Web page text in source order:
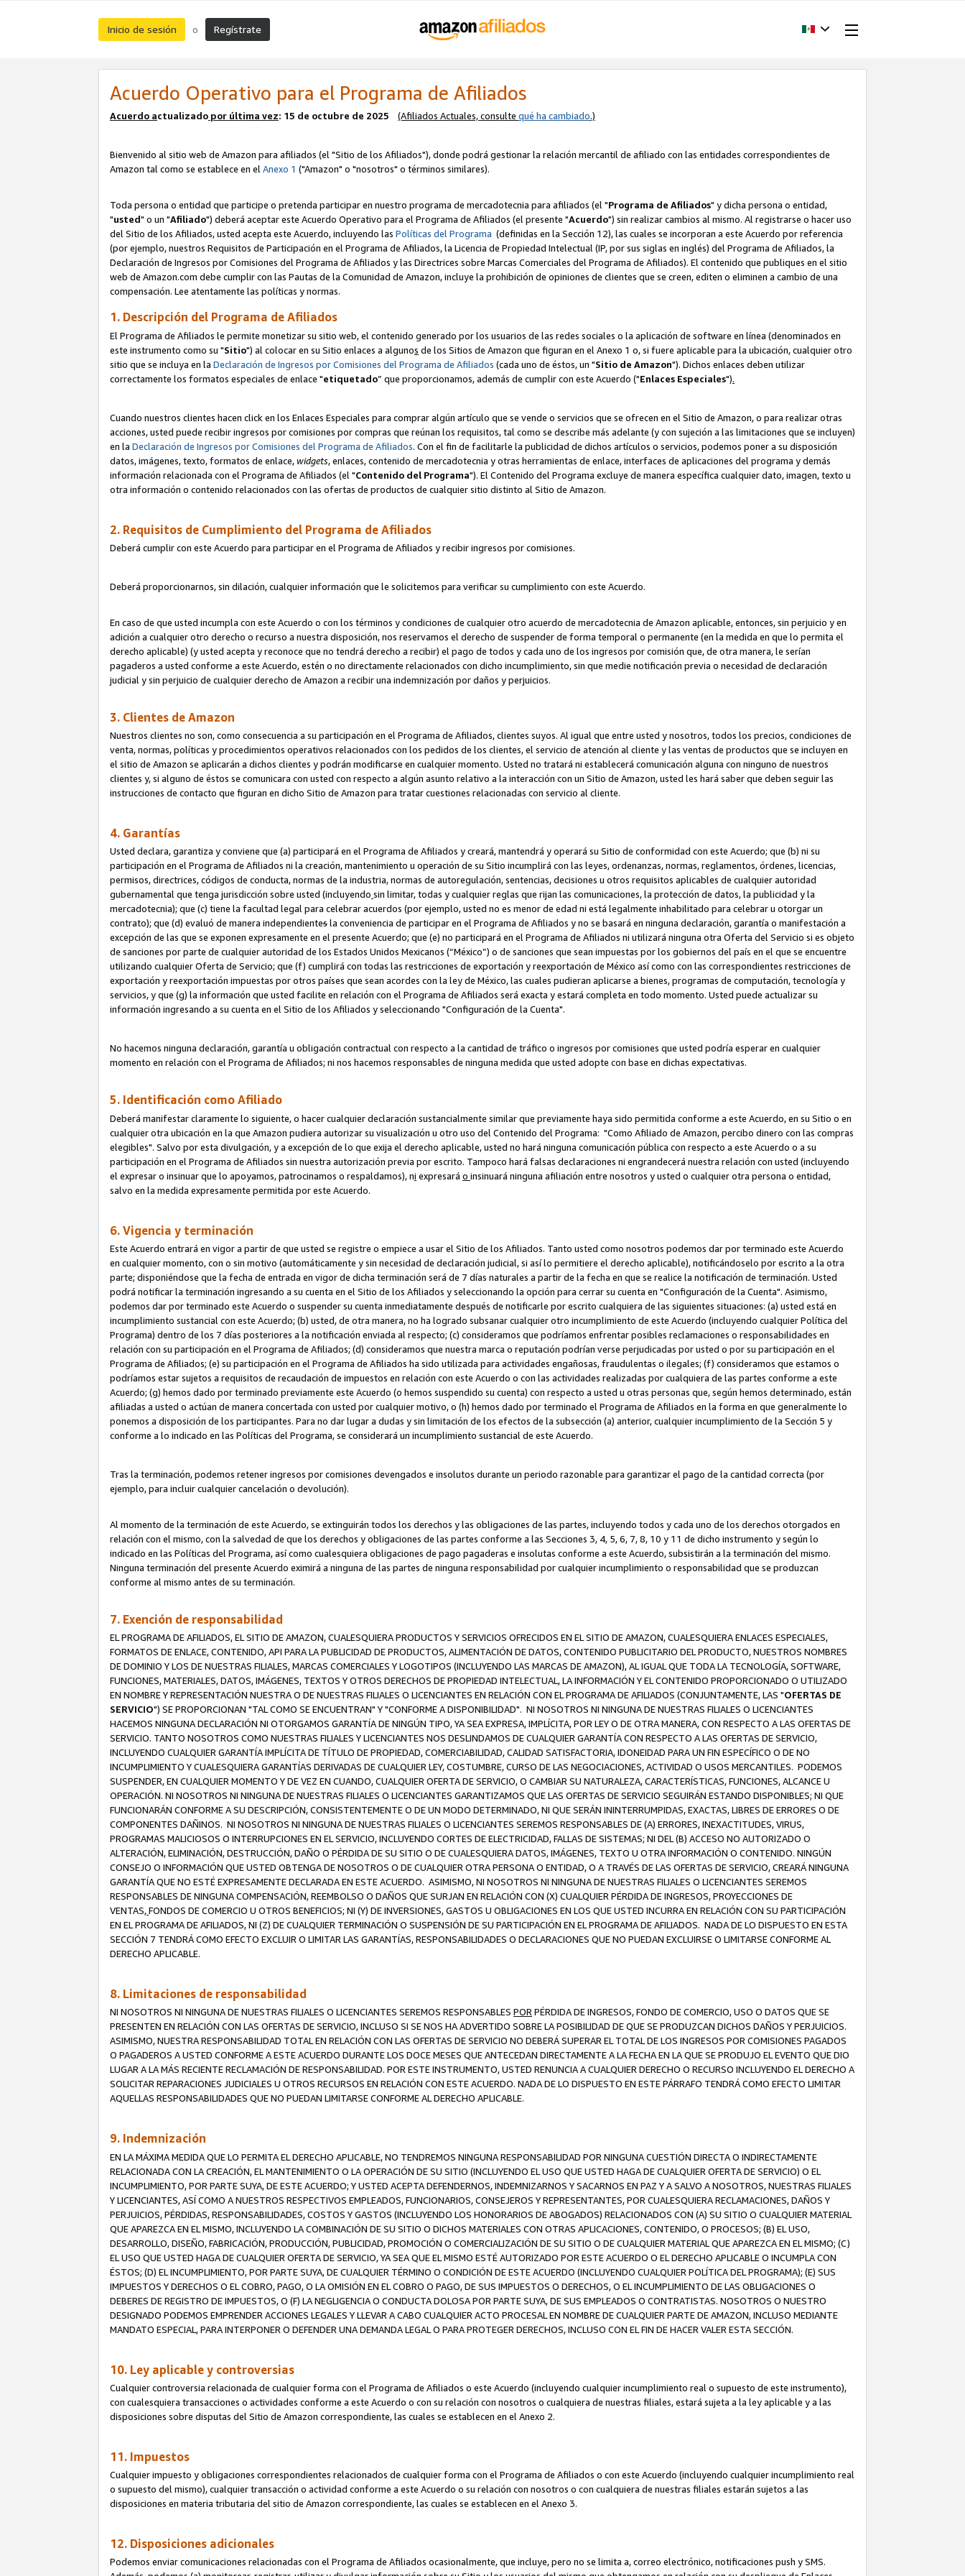
Inicio de sesión o Regístrate
Acuerdo Operativo para el Programa de Afiliados
Acuerdo actualizado por última vez: 15 de octubre de 2025 (Afiliados Actuales, consulte qué ha cambiado.)
Bienvenido al sitio web de Amazon para afiliados (el "Sitio de los Afiliados"), donde podrá gestionar la relación mercantil de afiliado con las entidades correspondientes de
Amazon tal como se establece en elAnexo 1 ("Amazon" o "nosotros" o términos similares).
Toda persona o entidad que participe o pretenda participar en nuestro programa de mercadotecnia para afiliados (el "Programa de Afiliados" y dicha persona o entidad,
"usted" o un "Afiliado") deberá aceptar este Acuerdo Operativo para el Programa de Afiliados (el presente "Acuerdo") sin realizar cambios al mismo. Al registrarse o hacer uso
del Sitio de los Afiliados, usted acepta este Acuerdo, incluyendo las Políticas del Programa (definidas en la Sección 12), las cuales se incorporan a este Acuerdo por referencia
(por ejemplo, nuestros Requisitos de Participación en el Programa de Afiliados, la Licencia de Propiedad Intelectual (IP, por sus siglas en inglés) del Programa de Afiliados, la
Declaración de Ingresos por Comisiones del Programa de Afiliados y las Directrices sobre Marcas Comerciales del Programa de Afiliados). El contenido que publiques en el sitio
web de Amazon.com debe cumplir con las Pautas de la Comunidad de Amazon, incluye la prohibición de opiniones de clientes que se creen, editen o eliminen a cambio de una
compensación. Lee atentamente las políticas y normas.
1. Descripción del Programa de Afiliados
El Programa de Afiliados le permite monetizar su sitio web, el contenido generado por los usuarios de las redes sociales o la aplicación de software en línea (denominados en
este instrumento como su "Sitio") al colocar en su Sitio enlaces a algunos de los Sitios de Amazon que figuran en el Anexo 1 o, si fuere aplicable para la ubicación, cualquier otro
sitio que se incluya en la Declaración de Ingresos por Comisiones del Programa de Afiliados (cada uno de éstos, un "Sitio de Amazon"). Dichos enlaces deben utilizar
correctamente los formatos especiales de enlace "etiquetado” que proporcionamos, además de cumplir con este Acuerdo ("Enlaces Especiales").
Cuando nuestros clientes hacen click en los Enlaces Especiales para comprar algún artículo que se vende o servicios que se ofrecen en el Sitio de Amazon, o para realizar otras
acciones, usted puede recibir ingresos por comisiones por compras que reúnan los requisitos, tal como se describe más adelante (y con sujeción a las limitaciones que se incluyen)
en la Declaración de Ingresos por Comisiones del Programa de Afiliados. Con el fin de facilitarle la publicidad de dichos artículos o servicios, podemos poner a su disposición
datos, imágenes, texto, formatos de enlace,widgets, enlaces, contenido de mercadotecnia y otras herramientas de enlace, interfaces de aplicaciones del programa y demás
información relacionada con el Programa de Afiliados (el "Contenido del Programa"). El Contenido del Programa excluye de manera específica cualquier dato, imagen, texto u
otra información o contenido relacionados con las ofertas de productos de cualquier sitio distinto al Sitio de Amazon.
2. Requisitos de Cumplimiento del Programa de Afiliados
Deberá cumplir con este Acuerdo para participar en el Programa de Afiliados y recibir ingresos por comisiones.
Deberá proporcionarnos, sin dilación, cualquier información que le solicitemos para verificar su cumplimiento con este Acuerdo.
En caso de que usted incumpla con este Acuerdo o con los términos y condiciones de cualquier otro acuerdo de mercadotecnia de Amazon aplicable, entonces, sin perjuicio y en
adición a cualquier otro derecho o recurso a nuestra disposición, nos reservamos el derecho de suspender de forma temporal o permanente (en la medida en que lo permita el
derecho aplicable) (y usted acepta y reconoce que no tendrá derecho a recibir) el pago de todos y cada uno de los ingresos por comisión que, de otra manera, le serían
pagaderos a usted conforme a este Acuerdo, estén o no directamente relacionados con dicho incumplimiento, sin que medie notificación previa o necesidad de declaración
judicial y sin perjuicio de cualquier derecho de Amazon a recibir una indemnización por daños y perjuicios.
3. Clientes de Amazon
Nuestros clientes no son, como consecuencia a su participación en el Programa de Afiliados, clientes suyos. Al igual que entre usted y nosotros, todos los precios, condiciones de
venta, normas, políticas y procedimientos operativos relacionados con los pedidos de los clientes, el servicio de atención al cliente y las ventas de productos que se incluyen en
el sitio de Amazon se aplicarán a dichos clientes y podrán modificarse en cualquier momento. Usted no tratará ni establecerá comunicación alguna con ninguno de nuestros
clientes y, si alguno de éstos se comunicara con usted con respecto a algún asunto relativo a la interacción con un Sitio de Amazon, usted les hará saber que deben seguir las
instrucciones de contacto que figuran en dicho Sitio de Amazon para tratar cuestiones relacionadas con servicio al cliente.
4. Garantías
Usted declara, garantiza y conviene que (a) participará en el Programa de Afiliados y creará, mantendrá y operará su Sitio de conformidad con este Acuerdo; que (b) ni su
participación en el Programa de Afiliados ni la creación, mantenimiento u operación de su Sitio incumplirá con las leyes, ordenanzas, normas, reglamentos, órdenes, licencias,
permisos, directrices, códigos de conducta, normas de la industria, normas de autoregulación, sentencias, decisiones u otros requisitos aplicables de cualquier autoridad
gubernamental que tenga jurisdicción sobre usted (incluyendo sin limitar, todas y cualquier reglas que rijan las comunicaciones, la protección de datos, la publicidad y la
mercadotecnia); que (c) tiene la facultad legal para celebrar acuerdos (por ejemplo, usted no es menor de edad ni está legalmente inhabilitado para celebrar u otorgar un
contrato); que (d) evaluó de manera independientesla conveniencia de participar en el Programa de Afiliados y no se basará en ninguna declaración, garantía o manifestación a
excepción de las que se exponen expresamente en el presente Acuerdo; que (e) no participará en el Programa de Afiliados ni utilizará ninguna otra Oferta del Servicio si es objeto
de sanciones por parte de cualquier autoridad de los Estados Unidos Mexicanos (“México”) o de sanciones que sean impuestas por los gobiernos del país en el que se encuentre
utilizando cualquier Oferta de Servicio; que (f) cumplirá con todas las restricciones de exportación y reexportación de México así como con las correspondientes restricciones de
exportación y reexportación impuestas por otros países que sean acordes con la ley de México, las cuales pudieran aplicarse a bienes, programas de computación, tecnología y
servicios, y que (g) la información que usted facilite en relación con el Programa de Afiliados será exacta y estará completa en todo momento. Usted puede actualizar su
información ingresando a su cuenta en el Sitio de los Afiliados y seleccionando "Configuración de la Cuenta".
No hacemos ninguna declaración, garantía u obligación contractual con respecto a la cantidad de tráfico o ingresos por comisiones que usted podría esperar en cualquier
momento en relación con el Programa de Afiliados; ni nos hacemos responsables de ninguna medida que usted adopte con base en dichas expectativas.
5. Identificación como Afiliado
Deberá manifestar claramente lo siguiente, o hacer cualquier declaración sustancialmente similar que previamente haya sido permitida conforme a este Acuerdo, en su Sitio o en
cualquier otra ubicación en la que Amazon pudiera autorizar su visualización u otro uso del Contenido del Programa: "Como Afiliado de Amazon, percibo dinero con las compras
elegibles". Salvo por esta divulgación, y a excepción de lo que exija el derecho aplicable, usted no hará ninguna comunicación pública con respecto a este Acuerdo o a su
participación en el Programa de Afiliados sin nuestra autorización previa por escrito. Tampoco hará falsas declaraciones ni engrandecerá nuestra relación con usted (incluyendo
el expresar o insinuar que lo apoyamos, patrocinamos o respaldamos), ni expresará o insinuará ninguna afiliación entre nosotros y usted o cualquier otra persona o entidad,
salvo en la medida expresamente permitida por este Acuerdo.
6. Vigencia y terminación
Este Acuerdo entrará en vigor a partir de que usted se registre o empiece a usar el Sitio de los Afiliados. Tanto usted como nosotros podemos dar por terminado este Acuerdo
en cualquier momento, con o sin motivo (automáticamente y sin necesidad de declaración judicial, si así lo permitiere el derecho aplicable), notificándoselo por escrito a la otra
parte; disponiéndose que la fecha de entrada en vigor de dicha terminación será de 7 días naturales a partir de la fecha en que se realice la notificación de terminación. Usted
podrá notificar la terminación ingresando a su cuenta en el Sitio de los Afiliados y seleccionando la opción para cerrar su cuenta en "Configuración de la Cuenta". Asimismo,
podemos dar por terminado este Acuerdo o suspender su cuenta inmediatamente después de notificarle por escrito cualquiera de las siguientes situaciones: (a) usted está en
incumplimiento sustancial con este Acuerdo; (b) usted, de otra manera, no ha logrado subsanar cualquier otro incumplimiento de este Acuerdo (incluyendo cualquier Política del
Programa) dentro de los 7 días posteriores a la notificación enviada al respecto; (c) consideramos que podríamos enfrentar posibles reclamaciones o responsabilidades en
relación con su participación en el Programa de Afiliados; (d) consideramos que nuestra marca o reputación podrían verse perjudicadas por usted o por su participación en el
Programa de Afiliados; (e) su participación en el Programa de Afiliados ha sido utilizada para actividades engañosas, fraudulentas o ilegales; (f) consideramos que estamos o
podríamos estar sujetos a requisitos de recaudación de impuestos en relación con este Acuerdo o con las actividades realizadas por cualquiera de las partes conforme a este
Acuerdo; (g) hemos dado por terminado previamente este Acuerdo (o hemos suspendido su cuenta) con respecto a usted u otras personas que, según hemos determinado, están
afiliadas a usted o actúan de manera concertada con usted por cualquier motivo, o (h) hemos dado por terminado el Programa de Afiliados en la forma en que generalmente lo
ponemos a disposición de los participantes. Para no dar lugar a dudas y sin limitación de los efectos de la subsección (a) anterior, cualquier incumplimiento de la Sección 5 y
conforme a lo indicado en las Políticas del Programa, se considerará un incumplimiento sustancial de este Acuerdo.
Tras la terminación, podemos retener ingresos por comisiones devengados e insolutos durante un periodo razonable para garantizar el pago de la cantidad correcta (por
ejemplo, para incluir cualquier cancelación o devolución).
Al momento de la terminación de este Acuerdo, se extinguirán todos los derechos y las obligaciones de las partes, incluyendo todos y cada uno de los derechos otorgados en
relación con el mismo, con la salvedad de que los derechos y obligaciones de las partes conforme a las Secciones 3, 4, 5, 6, 7, 8, 10 y 11 de dicho instrumento y según lo
indicado en las Políticas del Programa, así como cualesquiera obligaciones de pago pagaderas e insolutas conforme a este Acuerdo, subsistirán a la terminación del mismo.
Ninguna terminación del presente Acuerdo eximirá a ninguna de las partes de ninguna responsabilidad por cualquier incumplimiento o responsabilidad que se produzcan
conforme al mismo antes de su terminación.
7. Exención de responsabilidad
EL PROGRAMA DE AFILIADOS, EL SITIO DE AMAZON, CUALESQUIERA PRODUCTOS Y SERVICIOS OFRECIDOS EN EL SITIO DE AMAZON, CUALESQUIERA ENLACES ESPECIALES,
FORMATOS DE ENLACE, CONTENIDO, API PARA LA PUBLICIDAD DE PRODUCTOS, ALIMENTACIÓN DE DATOS, CONTENIDO PUBLICITARIO DEL PRODUCTO, NUESTROS NOMBRES
DE DOMINIO Y LOS DE NUESTRAS FILIALES, MARCAS COMERCIALES Y LOGOTIPOS (INCLUYENDO LAS MARCAS DE AMAZON), AL IGUAL QUE TODA LA TECNOLOGÍA, SOFTWARE,
FUNCIONES, MATERIALES, DATOS, IMÁGENES, TEXTOS Y OTROS DERECHOS DE PROPIEDAD INTELECTUAL, LA INFORMACIÓN Y EL CONTENIDO PROPORCIONADO O UTILIZADO
EN NOMBRE Y REPRESENTACIÓN NUESTRA O DE NUESTRAS FILIALES O LICENCIANTES EN RELACIÓN CON EL PROGRAMA DE AFILIADOS (CONJUNTAMENTE, LAS "OFERTAS DE
SERVICIO") SE PROPORCIONAN "TAL COMO SE ENCUENTRAN" Y "CONFORME A DISPONIBILIDAD". NI NOSOTROS NI NINGUNA DE NUESTRAS FILIALES O LICENCIANTES
HACEMOS NINGUNA DECLARACIÓN NI OTORGAMOS GARANTÍA DE NINGÚN TIPO, YA SEA EXPRESA, IMPLÍCITA, POR LEY O DE OTRA MANERA, CON RESPECTO A LAS OFERTAS DE
SERVICIO. TANTO NOSOTROS COMO NUESTRAS FILIALES Y LICENCIANTES NOS DESLINDAMOS DE CUALQUIER GARANTÍA CON RESPECTO A LAS OFERTAS DE SERVICIO,
INCLUYENDO CUALQUIER GARANTÍA IMPLÍCITA DE TÍTULO DE PROPIEDAD, COMERCIABILIDAD, CALIDAD SATISFACTORIA, IDONEIDAD PARA UN FIN ESPECÍFICO O DE NO
INCUMPLIMIENTO Y CUALESQUIERA GARANTÍAS DERIVADAS DE CUALQUIER LEY, COSTUMBRE, CURSO DE LAS NEGOCIACIONES, ACTIVIDAD O USOS MERCANTILES. PODEMOS
SUSPENDER, EN CUALQUIER MOMENTO Y DE VEZ EN CUANDO, CUALQUIER OFERTA DE SERVICIO, O CAMBIAR SU NATURALEZA, CARACTERÍSTICAS, FUNCIONES, ALCANCE U
OPERACIÓN. NI NOSOTROS NI NINGUNA DE NUESTRAS FILIALES O LICENCIANTES GARANTIZAMOS QUE LAS OFERTAS DE SERVICIO SEGUIRÁN ESTANDO DISPONIBLES; NI QUE
FUNCIONARÁN CONFORME A SU DESCRIPCIÓN, CONSISTENTEMENTE O DE UN MODO DETERMINADO, NI QUE SERÁN ININTERRUMPIDAS, EXACTAS, LIBRES DE ERRORES O DE
COMPONENTES DAÑINOS. NI NOSOTROS NI NINGUNA DE NUESTRAS FILIALES O LICENCIANTES SEREMOS RESPONSABLES DE (A) ERRORES, INEXACTITUDES, VIRUS,
PROGRAMAS MALICIOSOS O INTERRUPCIONES EN EL SERVICIO, INCLUYENDO CORTES DE ELECTRICIDAD, FALLAS DE SISTEMAS; NI DEL (B) ACCESO NO AUTORIZADO O
ALTERACIÓN, ELIMINACIÓN, DESTRUCCIÓN, DAÑO O PÉRDIDA DE SU SITIO O DE CUALESQUIERA DATOS, IMÁGENES, TEXTO U OTRA INFORMACIÓN O CONTENIDO. NINGÚN
CONSEJO O INFORMACIÓN QUE USTED OBTENGA DE NOSOTROS O DE CUALQUIER OTRA PERSONA O ENTIDAD, O A TRAVÉS DE LAS OFERTAS DE SERVICIO, CREARÁ NINGUNA
GARANTÍA QUE NO ESTÉ EXPRESAMENTE DECLARADA EN ESTE ACUERDO. ASIMISMO, NI NOSOTROS NI NINGUNA DE NUESTRAS FILIALES O LICENCIANTES SEREMOS
RESPONSABLES DE NINGUNA COMPENSACIÓN, REEMBOLSO O DAÑOS QUE SURJAN EN RELACIÓN CON (X) CUALQUIER PÉRDIDA DE INGRESOS, PROYECCIONES DE
VENTAS,FONDOS DE COMERCIO U OTROS BENEFICIOS; NI (Y) DE INVERSIONES, GASTOS U OBLIGACIONES EN LOS QUE USTED INCURRA EN RELACIÓN CON SU PARTICIPACIÓN
EN EL PROGRAMA DE AFILIADOS, NI (Z) DE CUALQUIER TERMINACIÓN O SUSPENSIÓN DE SU PARTICIPACIÓN EN EL PROGRAMA DE AFILIADOS. NADA DE LO DISPUESTO EN ESTA
SECCIÓN 7 TENDRÁ COMO EFECTO EXCLUIR O LIMITAR LAS GARANTÍAS, RESPONSABILIDADES O DECLARACIONES QUE NO PUEDAN EXCLUIRSE O LIMITARSE CONFORME AL
DERECHO APLICABLE.
8. Limitaciones de responsabilidad
NI NOSOTROS NI NINGUNA DE NUESTRAS FILIALES O LICENCIANTES SEREMOS RESPONSABLES PORPÉRDIDA DE INGRESOS, FONDO DE COMERCIO, USO O DATOS QUE SE
PRESENTEN EN RELACIÓN CON LAS OFERTAS DE SERVICIO, INCLUSO SI SE NOS HA ADVERTIDO SOBRE LA POSIBILIDAD DE QUE SE PRODUZCAN DICHOS DAÑOS Y PERJUICIOS.
ASIMISMO, NUESTRA RESPONSABILIDAD TOTAL EN RELACIÓN CON LAS OFERTAS DE SERVICIO NO DEBERÁ SUPERAR EL TOTAL DE LOS INGRESOS POR COMISIONES PAGADOS
O PAGADEROS A USTED CONFORME A ESTE ACUERDO DURANTE LOS DOCE MESES QUE ANTECEDAN DIRECTAMENTE A LA FECHA EN LA QUE SE PRODUJO EL EVENTO QUE DIO
LUGAR A LA MÁS RECIENTE RECLAMACIÓN DE RESPONSABILIDAD. POR ESTE INSTRUMENTO, USTED RENUNCIA A CUALQUIER DERECHO O RECURSO INCLUYENDO EL DERECHO A
SOLICITAR REPARACIONES JUDICIALES U OTROS RECURSOS EN RELACIÓN CON ESTE ACUERDO. NADA DE LO DISPUESTO EN ESTE PÁRRAFO TENDRÁ COMO EFECTO LIMITAR
AQUELLAS RESPONSABILIDADES QUE NO PUEDAN LIMITARSE CONFORME AL DERECHO APLICABLE.
9. Indemnización
EN LA MÁXIMA MEDIDA QUE LO PERMITA EL DERECHO APLICABLE, NO TENDREMOS NINGUNA RESPONSABILIDAD POR NINGUNA CUESTIÓN DIRECTA O INDIRECTAMENTE
RELACIONADA CON LA CREACIÓN, EL MANTENIMIENTO O LA OPERACIÓN DE SU SITIO (INCLUYENDO EL USO QUE USTED HAGA DE CUALQUIER OFERTA DE SERVICIO) O EL
INCUMPLIMIENTO, POR PARTE SUYA, DE ESTE ACUERDO; Y USTED ACEPTA DEFENDERNOS, INDEMNIZARNOS Y SACARNOS EN PAZ Y A SALVO A NOSOTROS, NUESTRAS FILIALES
Y LICENCIANTES, ASÍ COMO A NUESTROS RESPECTIVOS EMPLEADOS, FUNCIONARIOS, CONSEJEROS Y REPRESENTANTES, POR CUALESQUIERA RECLAMACIONES, DAÑOS Y
PERJUICIOS, PÉRDIDAS, RESPONSABILIDADES, COSTOS Y GASTOS (INCLUYENDO LOS HONORARIOS DE ABOGADOS) RELACIONADOS CON (A) SU SITIO O CUALQUIER MATERIAL
QUE APAREZCA EN EL MISMO, INCLUYENDO LA COMBINACIÓN DE SU SITIO O DICHOS MATERIALES CON OTRAS APLICACIONES, CONTENIDO, O PROCESOS; (B) EL USO,
DESARROLLO, DISEÑO, FABRICACIÓN, PRODUCCIÓN, PUBLICIDAD, PROMOCIÓN O COMERCIALIZACIÓN DE SU SITIO O DE CUALQUIER MATERIAL QUE APAREZCA EN EL MISMO; (C)
EL USO QUE USTED HAGA DE CUALQUIER OFERTA DE SERVICIO, YA SEA QUE EL MISMO ESTÉ AUTORIZADO POR ESTE ACUERDO O EL DERECHO APLICABLE O INCUMPLA CON
ÉSTOS; (D) EL INCUMPLIMIENTO, POR PARTE SUYA, DE CUALQUIER TÉRMINO O CONDICIÓN DE ESTE ACUERDO (INCLUYENDO CUALQUIER POLÍTICA DEL PROGRAMA); (E) SUS
IMPUESTOS Y DERECHOS O EL COBRO, PAGO, O LA OMISIÓN EN EL COBRO O PAGO, DE SUS IMPUESTOS O DERECHOS, O EL INCUMPLIMIENTO DE LAS OBLIGACIONES O
DEBERES DE REGISTRO DE IMPUESTOS, O (F) LA NEGLIGENCIA O CONDUCTA DOLOSA POR PARTE SUYA, DE SUS EMPLEADOS O CONTRATISTAS. NOSOTROS O NUESTRO
DESIGNADO PODEMOS EMPRENDER ACCIONES LEGALES Y LLEVAR A CABO CUALQUIER ACTO PROCESAL EN NOMBRE DE CUALQUIER PARTE DE AMAZON, INCLUSO MEDIANTE
MANDATO ESPECIAL, PARA INTERPONER O DEFENDER UNA DEMANDA LEGAL O PARA PROTEGER DERECHOS, INCLUSO CON EL FIN DE HACER VALER ESTA SECCIÓN.
10. Ley aplicable y controversias
Cualquier controversia relacionada de cualquier forma con el Programa de Afiliados o este Acuerdo (incluyendo cualquier incumplimiento real o supuesto de este instrumento),
con cualesquiera transacciones o actividades conforme a este Acuerdo o con su relación con nosotros o cualquiera de nuestras filiales, estará sujeta a la ley aplicable y a las
disposiciones sobre disputas del Sitio de Amazon correspondiente, las cuales se establecen en el Anexo 2.
11. Impuestos
Cualquier impuesto y obligaciones correspondientes relacionados de cualquier forma con el Programa de Afiliados o con este Acuerdo (incluyendo cualquier incumplimiento real
o supuesto del mismo), cualquier transacción o actividad conforme a este Acuerdo o su relación con nosotros o con cualquiera de nuestras filiales estarán sujetos a las
disposiciones en materia tributaria del sitio de Amazon correspondiente, las cuales se establecen en el Anexo 3.
12. Disposiciones adicionales
Podemos enviar comunicaciones relacionadas con el Programa de Afiliados ocasionalmente, que incluye, pero no se limita a, correo electrónico, notificaciones push y SMS.